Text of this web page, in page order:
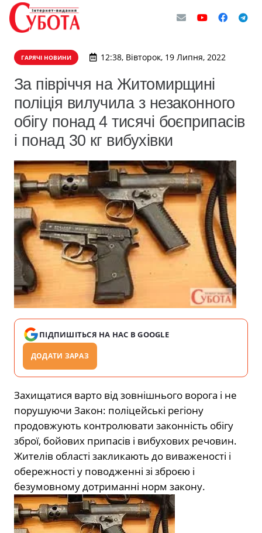
ГАРЯЧІ НОВИНИ 12:38, Вівторок, 19 Липня, 2022
За півріччя на Житомирщині
поліція вилучила з незаконного
обігу понад 4 тисячі боєприпасів
і понад 30 кг вибухівки
ПІДПИШІТЬСЯ НА НАС В GOOGLE
ДОДАТИ ЗАРАЗ
Захищатися варто від зовнішнього ворога і не
порушуючи Закон: поліцейські регіону
продовжують контролювати законність обігу
зброї, бойових припасів і вибухових речовин.
Жителів області закликають до виваженості і
обережності у поводженні зі зброєю і
безумовному дотриманні норм закону.